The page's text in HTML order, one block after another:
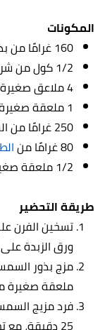
المكونات
160 غرامًا من بذور السمسم.
1/2 كول من شراب القيقب، أو شراب الأغاف.
4 ملاعق صغيرة من زيت السمسم، أو زيت الزيتون.
1 ملعقة صغيرة من الملح.
250 غرامًا من الشوكولاتة الدكنة.
80 غرامًا من
1/2 ملعقة صغيرة من القرفة.
طريقة التحضير
ورق الزبدة
ملعقة صغيرة
فرد مزيج